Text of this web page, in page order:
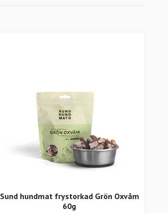
Sund hundmat frystorkad Grön Oxvåm
60g